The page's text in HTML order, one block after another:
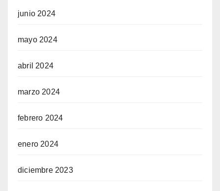
junio 2024
mayo 2024
abril 2024
marzo 2024
febrero 2024
enero 2024
diciembre 2023